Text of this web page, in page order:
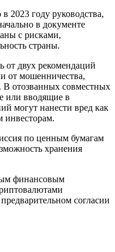
2023 году руководства,
в документе
с рисками,
страны.
от двух рекомендаций
от мошенничества,
В отозванных совместных
или вводящие в
могут нанести вред как
инвесторам.
по ценным бумагам
хранения
финансовым
согласии